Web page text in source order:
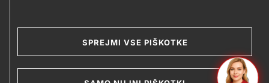
SPREJMI VSE PIŠKOTKE
and
Varstvo zasebnosti in osebnih podatkov
Splošni pogoji poslovanja
Piškotki